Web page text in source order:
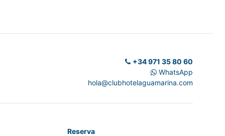
+34 971 35 80 60
WhatsApp
hola@clubhotelaguamarina.com
Reserva